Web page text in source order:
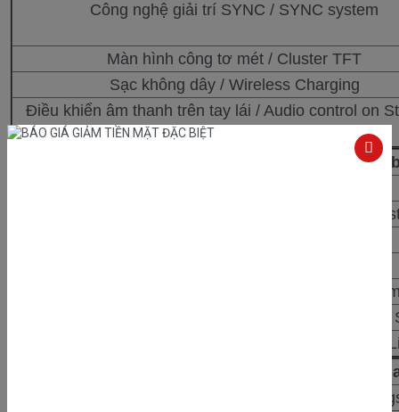
Công nghệ giải trí SYNC / SYNC system
Màn hình công tơ mét / Cluster TFT
Sạc không dây / Wireless Charging
Điều khiển âm thanh trên tay lái / Audio control on
wheel
Trang thiết
Hệ thống điều chỉnh đèn pha/cốt/ High Beam
Gương chiếu hậu điều chỉnh điện / Power adjust
Cửa sổ trời toàn cảnh Panorama / Power Panorama
Cửa hậu đóng/mở rảnh tay thông minh/ Hand free
Trang thiết
Túi khí phía trước / Driver & Passenger